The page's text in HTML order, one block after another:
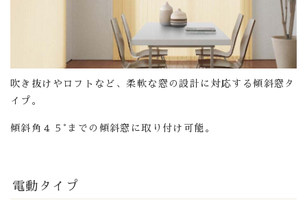
吹き抜けやロフトなど、柔軟な窓の設計に対応する傾斜窓タ
イプ。
傾斜角４５°までの傾斜窓に取り付け可能。
電動タイプ